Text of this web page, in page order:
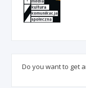
Do you want to get